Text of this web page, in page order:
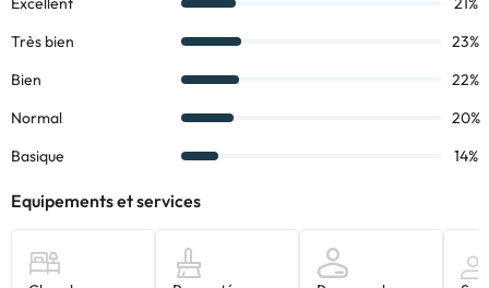
appartement, il y aura 2 personnes qui partageront un canapé-
Ménage non inclus jusqu'à la 7ème nuit. Il n'y a pas de
possibilité de payer un supplément pour le faire avant.
sera livré.
avec une carte bancaire, qui sera restituée au départ s'il n'y a
pas de dommages dans les appartements.